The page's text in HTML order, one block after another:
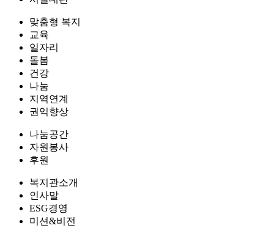
맞춤형 복지
교육
일자리
돌봄
건강
나눔
지역연계
권익향상
나눔공간
자원봉사
후원
복지관소개
인사말
ESG경영
미션&비전